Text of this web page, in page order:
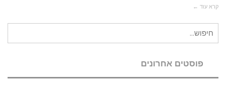
קרא עוד ←
עבור:
פוסטים אחרונים